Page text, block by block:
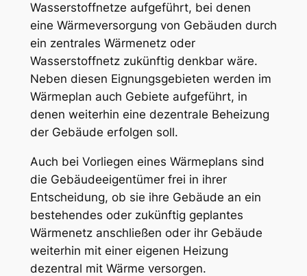
Wasserstoffnetze aufgeführt, bei denen
eine Wärmeversorgung von Gebäuden durch
ein zentrales Wärmenetz oder
Wasserstoffnetz zukünftig denkbar wäre.
Neben diesen Eignungsgebieten werden im
Wärmeplan auch Gebiete aufgeführt, in
denen weiterhin eine dezentrale Beheizung
der Gebäude erfolgen soll.
Auch bei Vorliegen eines Wärmeplans sind
die Gebäudeeigentümer frei in ihrer
Entscheidung, ob sie ihre Gebäude an ein
bestehendes oder zukünftig geplantes
Wärmenetz anschließen oder ihr Gebäude
weiterhin mit einer eigenen Heizung
dezentral mit Wärme versorgen.